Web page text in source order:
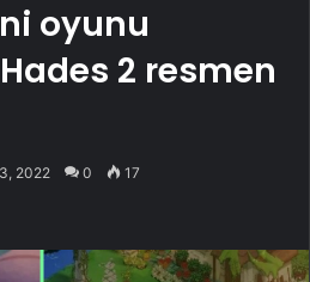
oyunu
2 resmen
2022 0 17